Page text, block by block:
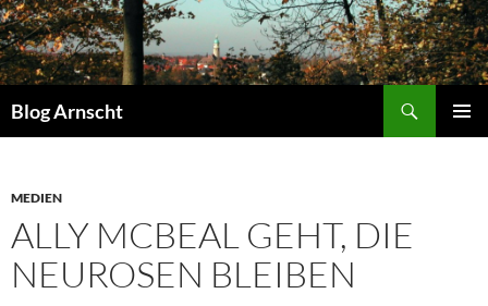
Zum
Inhalt
springen
Blog Arnscht
MEDIEN
ALLY MCBEAL GEHT, DIE
NEUROSEN BLEIBEN